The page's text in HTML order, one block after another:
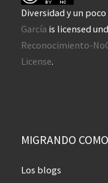
Diversidad y un
García is licensed
Reconocimiento-
License.
MIGRANDO
Los blogs